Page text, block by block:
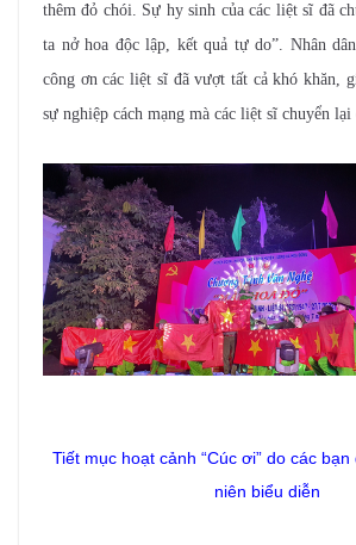
thêm đỏ chói. Sự hy sinh của các liệt sĩ đã
ta nở hoa độc lập, kết quả tự do”. Nhân
công ơn các liệt sĩ đã vượt tất cả khó khăn,
sự nghiệp cách mạng mà các liệt sĩ chuyển lại
Tiết mục hoạt cảnh “Cúc ơi” do các
niên biểu diễn